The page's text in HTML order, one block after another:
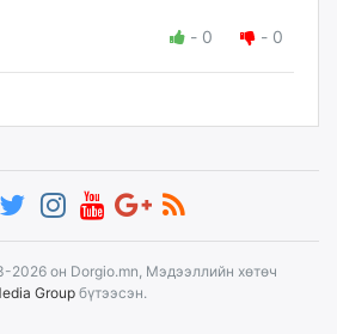
- 0 - 0
2026 он Dorgio.mn, Мэдээллийн хөтөч
Group бүтээсэн.